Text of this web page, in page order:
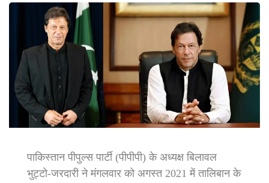
पाकिस्तान पीपुल्स पार्टी (पीपीपी) के अध्यक्ष बिलावल
भुट्टो-जरदारी ने मंगलवार को अगस्त 2021 में तालिबान के